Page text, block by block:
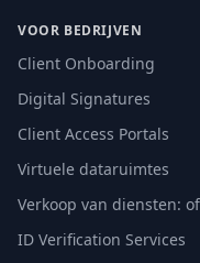
VOOR BEDRIJVEN
Client Onboarding
Digital Signatures
Client Access Portals
Virtuele dataruimtes
Verkoop van diensten:
ID Verification Services